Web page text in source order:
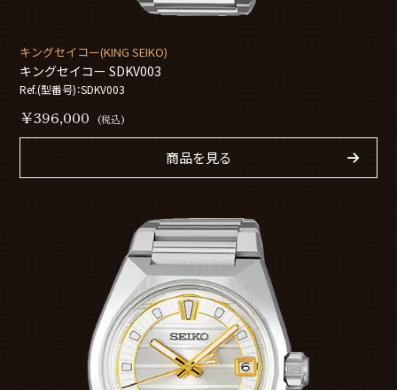
キングセイコー(KING SEIKO)
キングセイコー SDKV003
Ref.(型番号)：SDKV003
￥396,000 (税込)
商品を見る